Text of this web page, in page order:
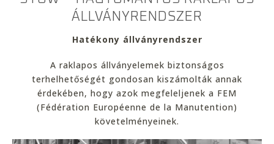
ÁLLVÁNYRENDSZER
Hatékony állványrendszer
A raklapos állványelemek biztonságos
terhelhetőségét gondosan kiszámolták annak
érdekében, hogy azok megfeleljenek a FEM
(Fédération Européenne de la Manutention)
követelményeinek.